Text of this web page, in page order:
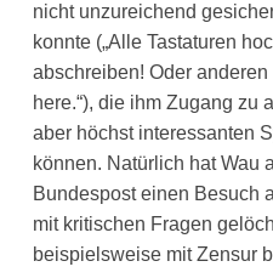
nicht unzureichend
konnte („Alle Tastaturen
abschreiben! Oder
here.“), die ihm Zugang zu
aber höchst interessanten
können. Natürlich hat Wau
Bundespost einen Besuch
mit kritischen Fragen
beispielsweise mit Zensur